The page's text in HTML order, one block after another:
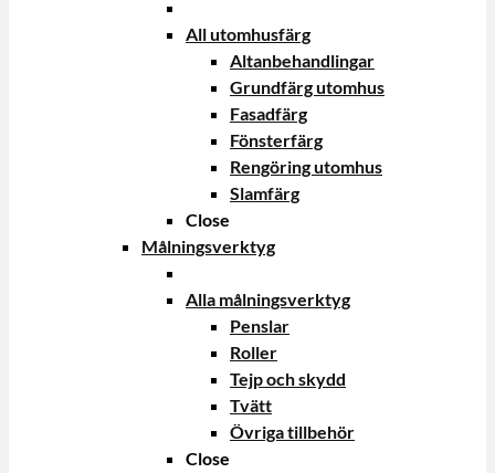
All utomhusfärg
Altanbehandlingar
Grundfärg utomhus
Fasadfärg
Fönsterfärg
Rengöring utomhus
Slamfärg
Close
Målningsverktyg
Alla målningsverktyg
Penslar
Roller
Tejp och skydd
Tvätt
Övriga tillbehör
Close